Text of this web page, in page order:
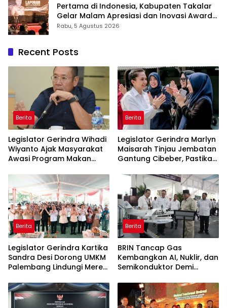
Pertama di Indonesia, Kabupaten Takalar
Gelar Malam Apresiasi dan Inovasi Award
2026: Panggung Penghargaan bagi
Rabu, 5 Agustus 2026
Recent Posts
Berita
Legislator Gerindra Wihadi
Wiyanto Ajak Masyarakat
Awasi Program Makan
Sasaran
Berita
Legislator Gerindra Marlyn
Maisarah Tinjau Jembatan
Gantung Cibeber, Pastikan
Berita
Legislator Gerindra Kartika
Sandra Desi Dorong UMKM
Palembang Lindungi Merek
Berita
BRIN Tancap Gas
Kembangkan AI, Nuklir, dan
Semikonduktor Demi
Indonesia